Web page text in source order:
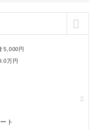
5,000円
万円
ト